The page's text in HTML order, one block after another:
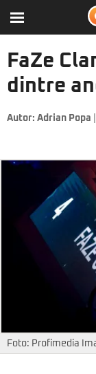
FaZe
dintre
Autor: Adrian Popa
Foto: Profimedia